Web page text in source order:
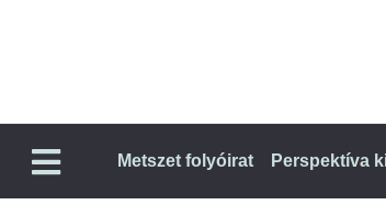
Metszet folyóirat Perspektíva